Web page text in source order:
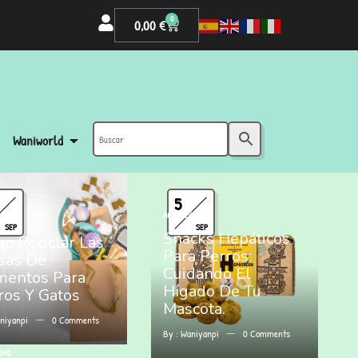
0,00€ 0
Waniworld
SEP
Reciclar Las
De
Para
Y Gatos
0Comments
5
SEP
ACTUALIDAD
Snacks Hepáticos
Para Perros:
Cuidando El
Hígado De Tu
Mascota.
By :Waniyanpi 0Comments